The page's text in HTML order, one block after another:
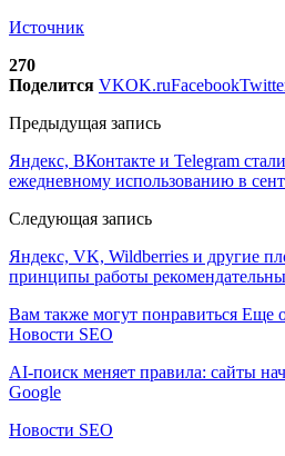
Источник
270
Поделится VKOK.ruFacebook
Предыдущая запись
Яндекс, ВКонтакте и Telegram
ежедневному использованию в
Следующая запись
Яндекс, VK, Wildberries и другие
принципы работы
Вам также могут понравиться Еще
Новости SEO
AI-поиск меняет правила: сайты
Google
Новости SEO